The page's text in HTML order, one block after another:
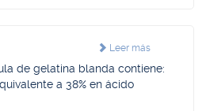
Leer más
de gelatina blanda contiene:
a 38% en ácido